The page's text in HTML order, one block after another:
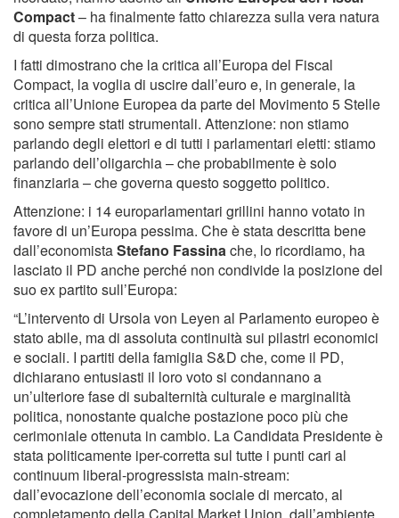
Compact– ha finalmente fatto chiarezza sulla vera natura
di questa forza politica.
I fatti dimostrano che la critica all’Europa del Fiscal
Compact, la voglia di uscire dall’euro e, in generale, la
critica all’Unione Europea da parte del Movimento 5 Stelle
sono sempre stati strumentali. Attenzione: non stiamo
parlando degli elettori e di tutti i parlamentari eletti: stiamo
parlando dell’oligarchia – che probabilmente è solo
finanziaria – che governa questo soggetto politico.
Attenzione: i 14 europarlamentari grillini hanno votato in
favore di un’Europa pessima. Che è stata descritta bene
dall’economistaStefano Fassinache, lo ricordiamo, ha
lasciato il PD anche perché non condivide la posizione del
suo ex partito sull’Europa:
“L’intervento di Ursola von Leyen al Parlamento europeo è
stato abile, ma di assoluta continuità sui pilastri economici
e sociali. I partiti della famiglia S&D che, come il PD,
dichiarano entusiasti il loro voto si condannano a
un’ulteriore fase di subalternità culturale e marginalità
politica, nonostante qualche postazione poco più che
cerimoniale ottenuta in cambio. La Candidata Presidente è
stata politicamente iper-corretta sul tutte i punti cari al
continuum liberal-progressista main-stream:
dall’evocazione dell’economia sociale di mercato, al